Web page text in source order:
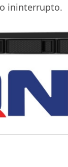
ininterrupto.